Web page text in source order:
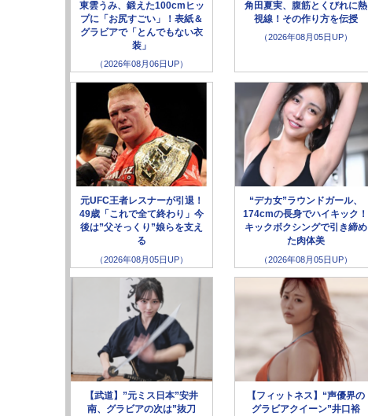
東雲うみ、鍛えた100cmヒッ
プに「お尻すごい」！表紙＆
グラビアで「とんでもない衣
装」
（2026年08月06日UP）
角田夏実、腹筋とくびれに熱
視線！その作り方を伝授
（2026年08月05日UP）
元UFC王者レスナーが引退！
49歳「これで全て終わり」今
後は”父そっくり”娘らを支え
る
（2026年08月05日UP）
“デカ女”ラウンドガール、
174cmの長身でハイキック！
キックボクシングで引き締め
た肉体美
（2026年08月05日UP）
【武道】”元ミス日本”安井
南、グラビアの次は”抜刀
【フィットネス】“声優界の
グラビアクイーン”井口裕